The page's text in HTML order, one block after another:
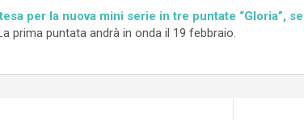
per la nuova mini serie in tre puntate “Gloria”,
La prima puntata andrà in onda il 19 febbraio.